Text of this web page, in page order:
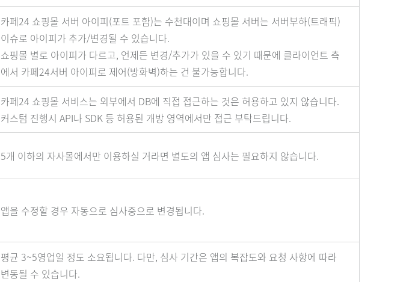
카페24 쇼핑몰 서버 아이피(포트 포함)는 수천대이며 쇼핑몰 서버는 서버부하(트래픽)
이슈로 아이피가 추가/변경될 수 있습니다.
쇼핑몰 별로 아이피가 다르고, 언제든 변경/추가가 있을 수 있기 때문에 클라이언트 측
에서 카페24서버 아이피로 제어(방화벽)하는 건 불가능합니다.
카페24 쇼핑몰 서비스는 외부에서 DB에 직접 접근하는 것은 허용하고 있지 않습니다.
커스텀 진행시 API나 SDK 등 허용된 개방 영역에서만 접근 부탁드립니다.
5개 이하의 자사몰에서만 이용하실 거라면 별도의 앱 심사는 필요하지 않습니다.
앱을 수정할 경우 자동으로 심사중으로 변경됩니다.
평균 3~5영업일 정도 소요됩니다. 다만, 심사 기간은 앱의 복잡도와 요청 사항에 따라
변동될 수 있습니다.